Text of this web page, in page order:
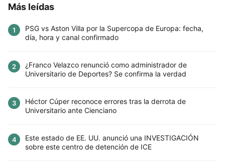
Más leídas
1
PSG vs Aston Villa por la Supercopa de Europa: fecha,
día, hora y canal confirmado
2
¿Franco Velazco renunció como administrador de
Universitario de Deportes? Se confirma la verdad
3
Héctor Cúper reconoce errores tras la derrota de
Universitario ante Cienciano
4
Este estado de EE. UU. anunció una INVESTIGACIÓN
sobre este centro de detención de ICE